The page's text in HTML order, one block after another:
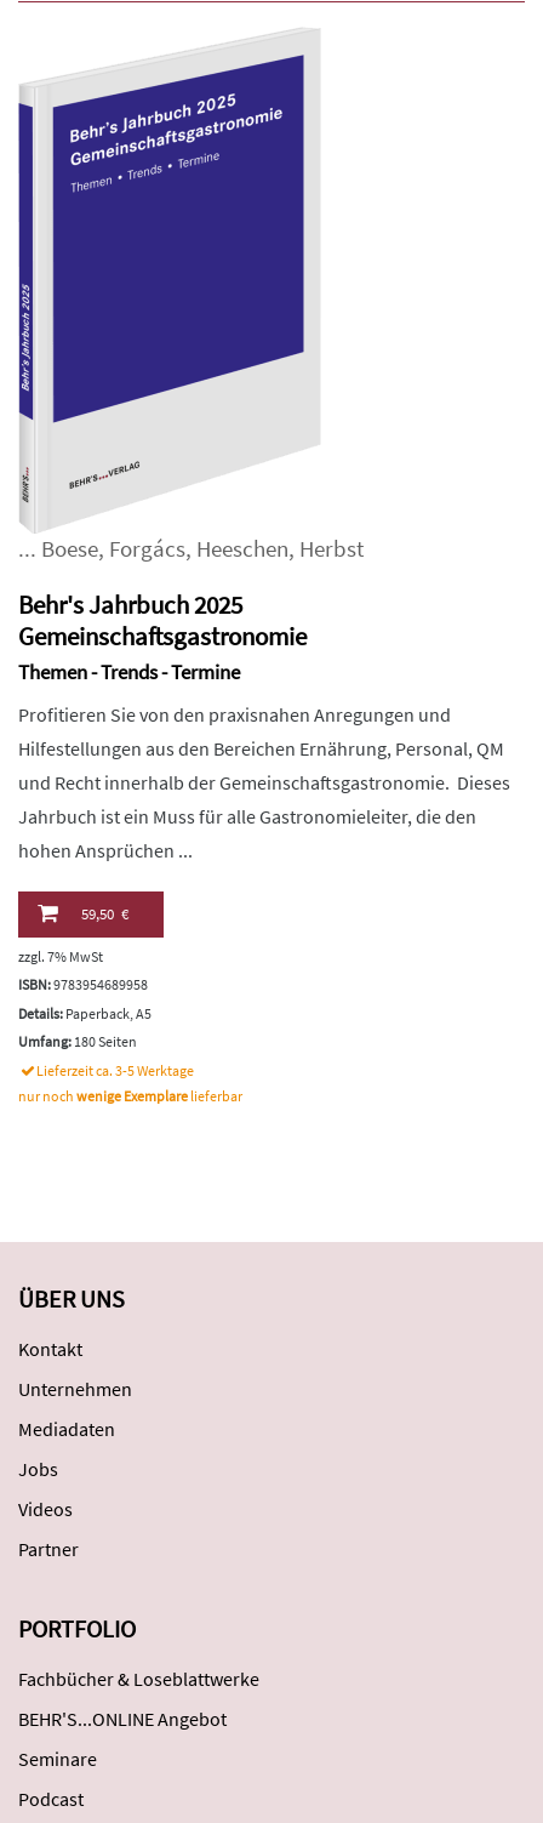
... Boese, Forgács, Heeschen, Herbst
Behr's Jahrbuch 2025
Gemeinschaftsgastronomie
Themen - Trends - Termine
Profitieren Sie von den praxisnahen Anregungen und
Hilfestellungen aus den Bereichen Ernährung, Personal, QM
und Recht innerhalb der Gemeinschaftsgastronomie. Dieses
Jahrbuch ist ein Muss für alle Gastronomieleiter, die den
hohen Ansprüchen ...
59,50 €
zzgl. 7% MwSt
ISBN:9783954689958
Details: Paperback, A5
Umfang: 180 Seiten
Lieferzeit ca. 3-5 Werktage
nur noch wenige Exemplare lieferbar
ÜBER UNS
Kontakt
Unternehmen
Mediadaten
Jobs
Videos
Partner
PORTFOLIO
Fachbücher & Loseblattwerke
BEHR'S...ONLINE Angebot
Seminare
Podcast